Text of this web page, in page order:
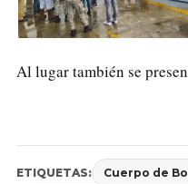
Al lugar también se
ETIQUETAS: Cuerpo de